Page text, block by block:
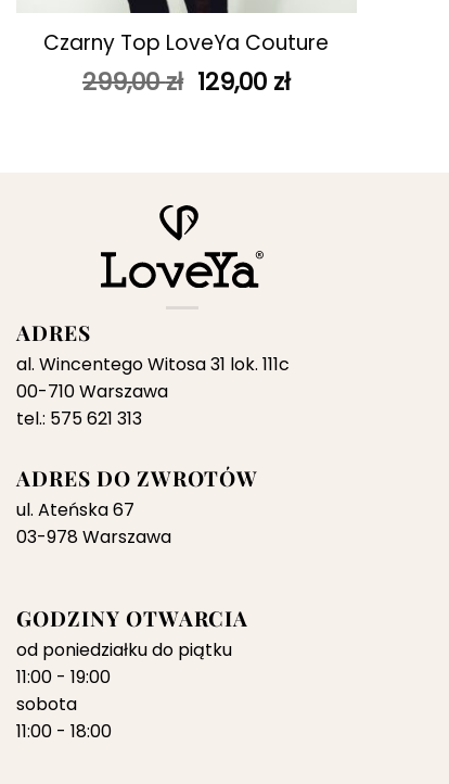
Czarny Top LoveYa Couture
299,00zł Pierwotna
cena
129,00 złAktualna
ADRES
al. Wincentego Witosa 31 lok. 111c
00-710 Warszawa
tel.: 575 621 313
ADRES DO ZWROTÓW
ul. Ateńska 67
03-978 Warszawa
GODZINY OTWARCIA
od poniedziałku do piątku
11:00 - 19:00
sobota
11:00 - 18:00